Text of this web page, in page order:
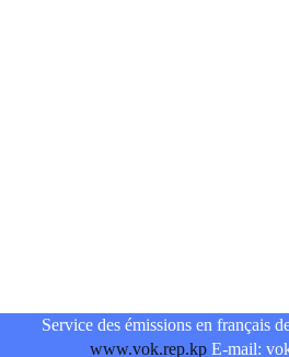
Service des émissions en français
www.vok.rep.kpE-mail: